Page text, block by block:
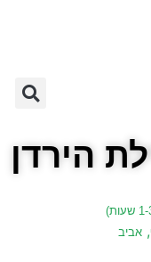
הירדן
, אביב